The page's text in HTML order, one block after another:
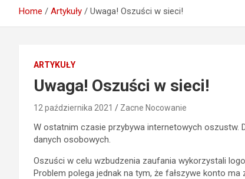
Home Artykuły Uwaga! Oszuści w sieci!
ARTYKUŁY
Uwaga! Oszuści w sieci!
12 października 2021 Zacne Nocowanie
W ostatnim czasie przybywa internetowych oszustw.
danych osobowych.
Oszuści w celu wzbudzenia zaufania wykorzystali
Problem polega jednak na tym, że fałszywe konto